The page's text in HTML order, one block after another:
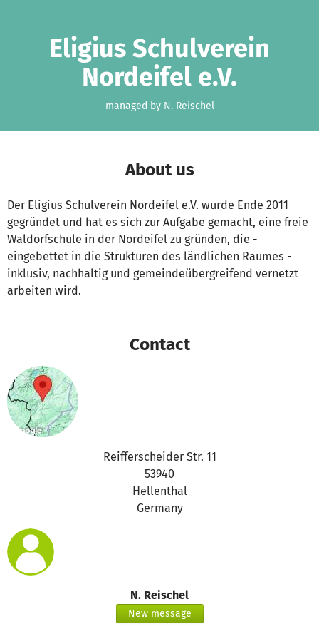
Eligius Schulverein
Nordeifel e.V.
managed by N. Reischel
About us
Der Eligius Schulverein Nordeifel e.V. wurde Ende 2011
gegründet und hat es sich zur Aufgabe gemacht, eine freie
Waldorfschule in der Nordeifel zu gründen, die -
eingebettet in die Strukturen des ländlichen Raumes -
inklusiv, nachhaltig und gemeindeübergreifend vernetzt
arbeiten wird.
Contact
Reifferscheider Str. 11
53940
Hellenthal
Germany
N. Reischel
New message